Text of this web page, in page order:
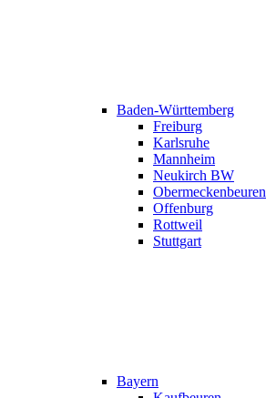
Baden-Württemberg
Freiburg
Karlsruhe
Mannheim
Neukirch BW
Obermeckenbeuren
Offenburg
Rottweil
Stuttgart
Bayern